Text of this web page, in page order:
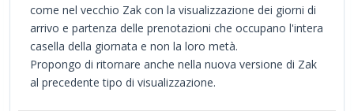
come nel vecchio Zak con la visualizzazione dei giorni di
arrivo e partenza delle prenotazioni che occupano l'intera
casella della giornata e non la loro metà.
Propongo di ritornare anche nella nuova versione di Zak
al precedente tipo di visualizzazione.